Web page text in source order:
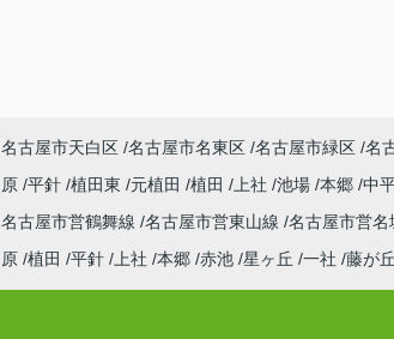
名古屋市天白区 名古屋市名東区 名古屋市緑区 名
原 平針 植田東 元植田 植田 上社 池場 本郷 中
名古屋市営鶴舞線 名古屋市営東山線 名古屋市営名
原 植田 平針 上社 本郷 赤池 星ヶ丘 一社 藤が丘